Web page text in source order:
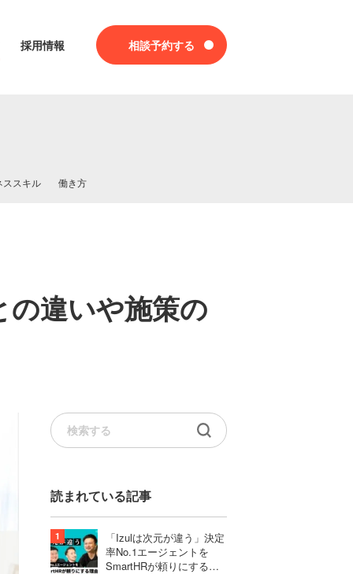
採用情報 相談予約する
ススキル 働き方
違いや施策の
読まれている記事
「Izulは次元が違う」決定
率No.1エージェントを
SmartHRが頼りにする理